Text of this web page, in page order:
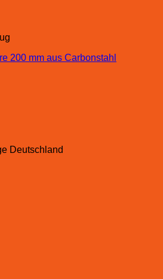
200 mm aus Carbonstahl
Deutschland